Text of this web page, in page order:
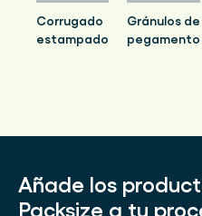
Corrugado
estampado
Gránulos de
pegamento
Añade los
Packsize a tu